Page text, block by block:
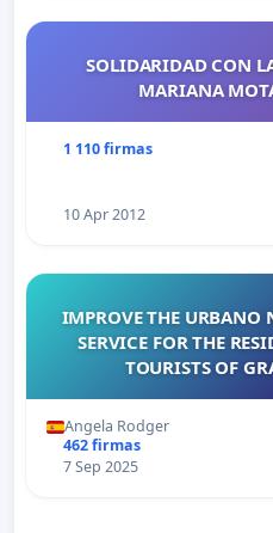
SOLIDARIDAD CON
MARIANA
1 110 firmas
10 Apr 2012
IMPROVE THE URBANO
SERVICE FOR THE
TOURISTS OF
AUTOBUSES URBANO
PARA LOS RESIDENTES Y
Angela Rodger
462 firmas
7 Sep 2025